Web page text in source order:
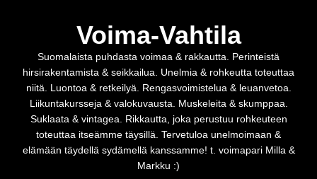
Voima-Vahtila
Suomalaista puhdasta voimaa & rakkautta. Perinteistä
hirsirakentamista & seikkailua. Unelmia & rohkeutta toteuttaa
niitä. Luontoa & retkeilyä. Rengasvoimistelua & leuanvetoa.
Liikuntakursseja & valokuvausta. Muskeleita & skumppaa.
Suklaata & vintagea. Rikkautta, joka perustuu rohkeuteen
toteuttaa itseämme täysillä. Tervetuloa unelmoimaan &
elämään täydellä sydämellä kanssamme! t. voimapari Milla &
Markku :)